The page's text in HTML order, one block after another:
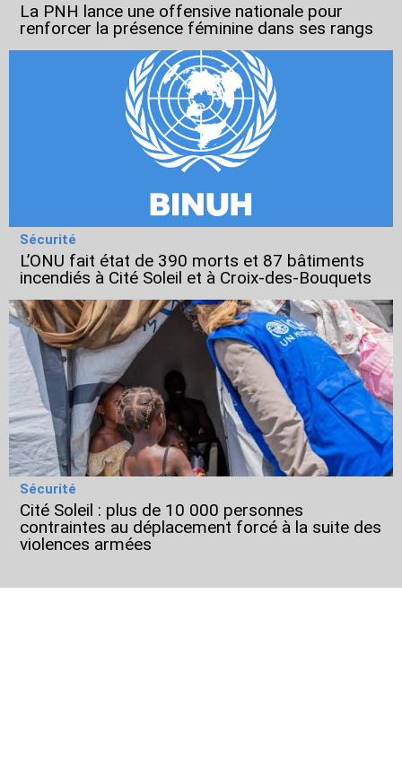
La PNH lance une offensive nationale pour
renforcer la présence féminine dans ses rangs
Sécurité
L’ONU fait état de 390 morts et 87 bâtiments
incendiés à Cité Soleil et à Croix-des-Bouquets
Sécurité
Cité Soleil : plus de 10 000 personnes
contraintes au déplacement forcé à la suite des
violences armées